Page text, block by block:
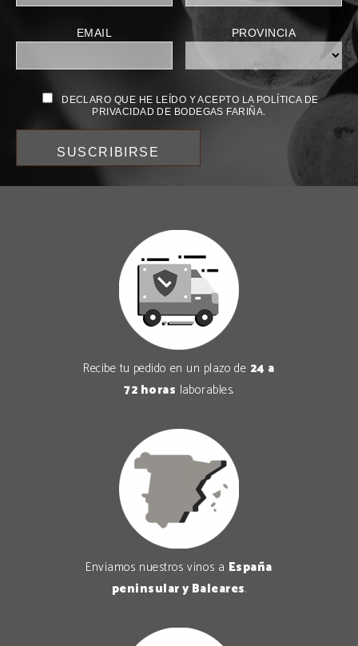
EMAIL PROVINCIA
DECLARO QUE HE LEÍDO Y ACEPTO LA POLÍTICA DE
PRIVACIDAD DE BODEGAS FARIÑA.
Recibe tu pedido en un plazo de 24 a
72 horas laborables.
Enviamos nuestros vinos a España
peninsular y Baleares.